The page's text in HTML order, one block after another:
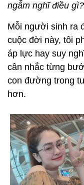
ngẫm nghĩ điều gì?
Mỗi người sinh ra
cuộc đời này, tôi
áp lực hay suy
cân nhắc từng
con đường trong
hơn.